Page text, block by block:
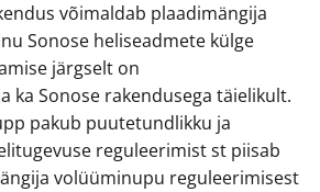
võimaldab plaadimängija
Sonose heliseadmete külge
järgselt on
ka Sonose rakendusega täielikult.
pakub puutetundlikku ja
reguleerimist st piisab
volüüminupu reguleerimisest